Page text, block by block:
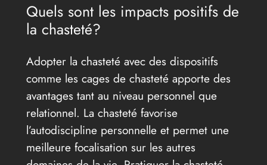
Quels sont les impacts positifs de
la chasteté?
Adopter la chasteté avec des dispositifs
comme les cages de chasteté apporte des
avantages tant au niveau personnel que
relationnel. La chasteté favorise
l’autodiscipline personnelle et permet une
meilleure focalisation sur les autres